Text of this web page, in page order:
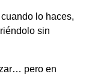
lo haces,
sin
pero en